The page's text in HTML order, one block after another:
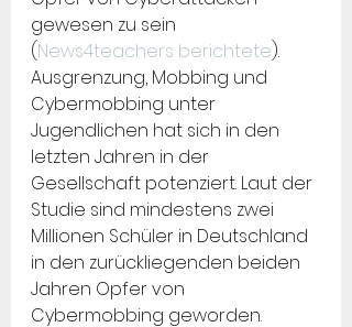
gewesen zu sein
(News4teachers berichtete).
Ausgrenzung, Mobbing und
Cybermobbing unter
Jugendlichen hat sich in den
letzten Jahren in der
Gesellschaft potenziert. Laut der
Studie sind mindestens zwei
Millionen Schüler in Deutschland
in den zurückliegenden beiden
Jahren Opfer von
Cybermobbing geworden.